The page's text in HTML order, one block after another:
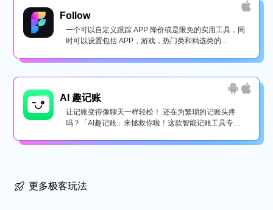
Follow
一个可以自定义跟踪 APP 降价或是限免的实用工具，同
时可以设置包括 APP，游戏，热门类和精选类的...
AI 趣记账
让记账变得像聊天一样轻松！ 还在为繁琐的记账头疼
吗？「AI趣记账」来拯救你啦！这款智能记账工具专为
更多极客玩法